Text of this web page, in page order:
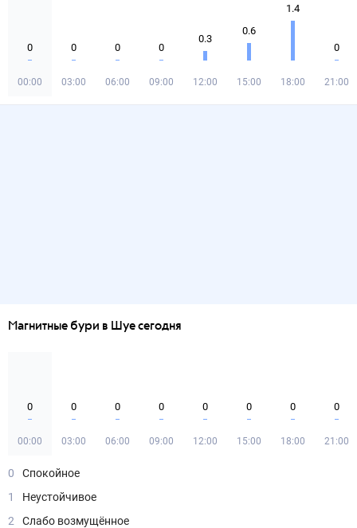
0
00:00
0
03:00
0
06:00
0
09:00
0.3
12:00
0.6
15:00
1.4
18:00
0
21:00
Магнитные бури в Шуе сегодня
0
00:00
0
03:00
0
06:00
0
09:00
0
12:00
0
15:00
0
18:00
0
21:00
0
Спокойное
1
Неустойчивое
2
Слабо возмущённое